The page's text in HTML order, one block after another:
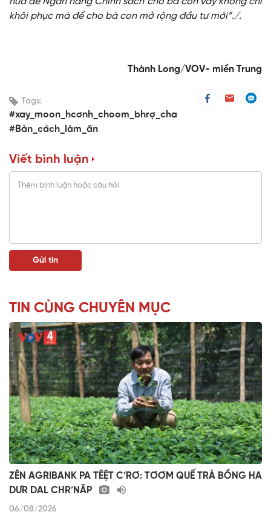
khôi phục mà để cho bà con mở rộng đầu tư mới”./.
Thành Long/VOV- miền Trung
Tags:
#xay_moon_hcơnh_choom_bhrợ_cha
#Bàn_cách_làm_ăn
Viết bình luận
TIN CÙNG CHUYÊN MỤC
ZÊN AGRIBANK PA TÊỆT C’RƠ: TƠƠM QUẾ TRÀ BỒNG HA
DƯR DAL CHR’NĂP
06/08/2026